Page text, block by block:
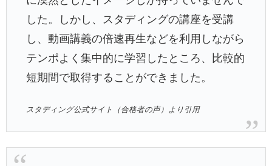
した。しかし、スタディングの講座を受講
し、動画講義の倍速再生などを利用しながら
テンポよく集中的に学習したところ、比較的
短期間で取得することができました。
スタディング公式サイト（合格者の声）より引用